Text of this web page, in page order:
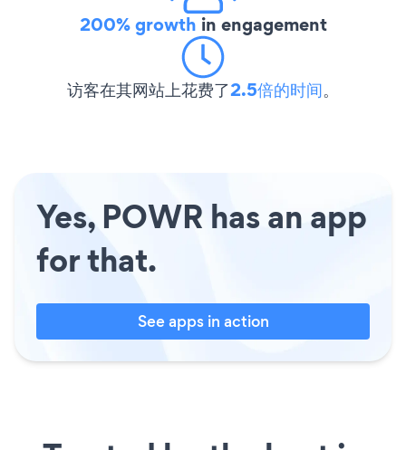
200% growth in engagement
访客在其网站上花费了2.5倍的时间。
Yes, POWR has an app
for that.
See apps in action